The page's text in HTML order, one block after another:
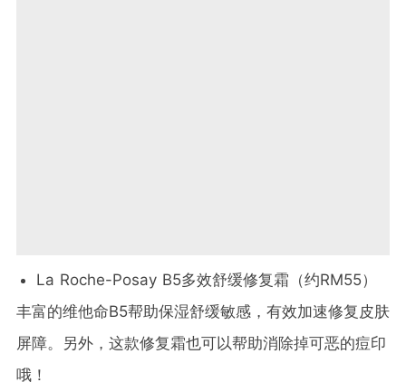
La Roche-Posay B5多效舒缓修复霜（约RM55）
丰富的维他命B5帮助保湿舒缓敏感，有效加速修复皮肤
屏障。另外，这款修复霜也可以帮助消除掉可恶的痘印
哦！